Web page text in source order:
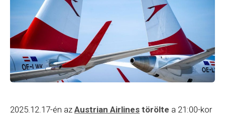
2025.12.17-én az Austrian Airlines törölte a 21:00-kor